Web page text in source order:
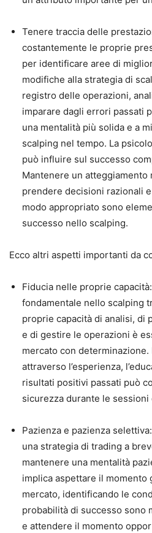
Tenere traccia delle
costantemente le proprie
per identificare aree di
modifiche alla strategia di
registro delle operazioni,
imparare dagli errori passati
una mentalità più solida e a
scalping nel tempo. La
può influire sul successo
Mantenere un atteggiamento
prendere decisioni razionali
modo appropriato sono
successo nello scalping.
Ecco altri aspetti importanti da
Fiducia nelle proprie
fondamentale nello scalping
proprie capacità di analisi, di
e di gestire le operazioni è
mercato con determinazione.
attraverso l’esperienza,
risultati positivi passati può
sicurezza durante le sessioni
Pazienza e pazienza
una strategia di trading a
mantenere una mentalità
implica aspettare il momento
mercato, identificando le
probabilità di successo sono
e attendere il momento